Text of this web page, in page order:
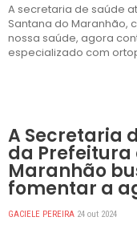
A secretaria de saúde
Santana do Maranhão,
nossa saúde, agora
especializado com
A Secretaria
da Prefeitura
Maranhão
fomentar a
GACIELE PEREIRA 24 out 2024